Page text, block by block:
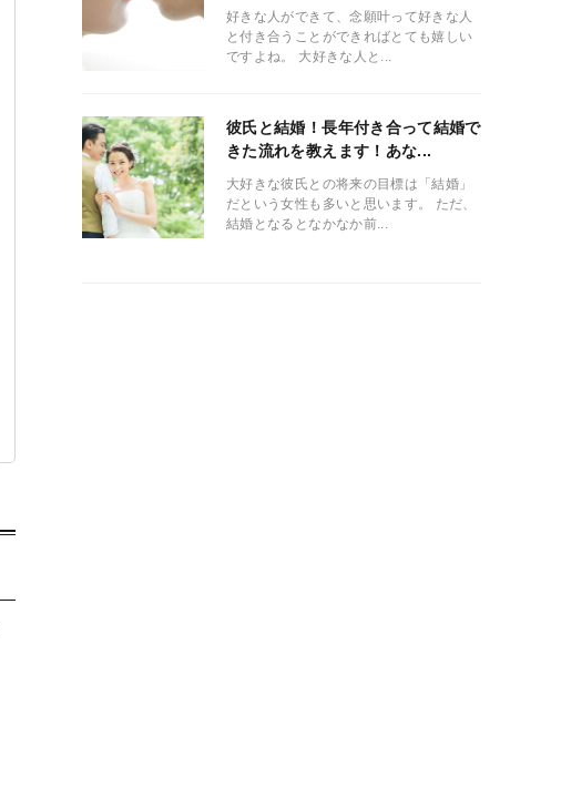
好きな人ができて、念願叶って好きな人
と付き合うことができればとても嬉しい
ですよね。 大好きな人と...
彼氏と結婚！長年付き合って結婚で
きた流れを教えます！あな...
大好きな彼氏との将来の目標は「結婚」
だという女性も多いと思います。 ただ、
結婚となるとなかなか前...